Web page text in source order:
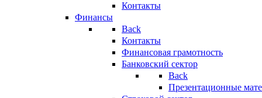
Контакты
Финансы
Back
Контакты
Финансовая грамотность
Банковский сектор
Back
Презентационные